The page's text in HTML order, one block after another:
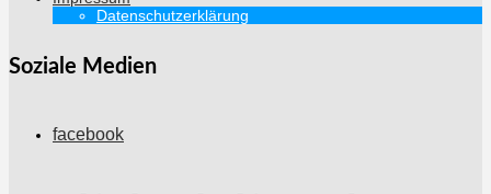
Datenschutzerklärung
Soziale Medien
facebook